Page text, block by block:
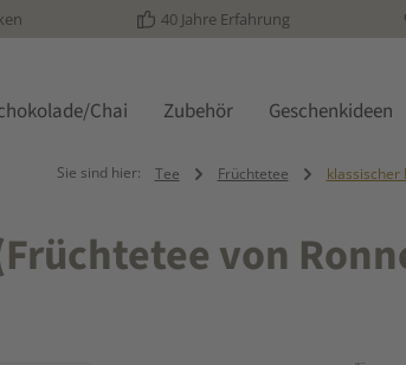
40 Jahre Erfahrung
Chai Zubehör Geschenkideen
Sie sind hier: Tee Früchtetee klassischer
von